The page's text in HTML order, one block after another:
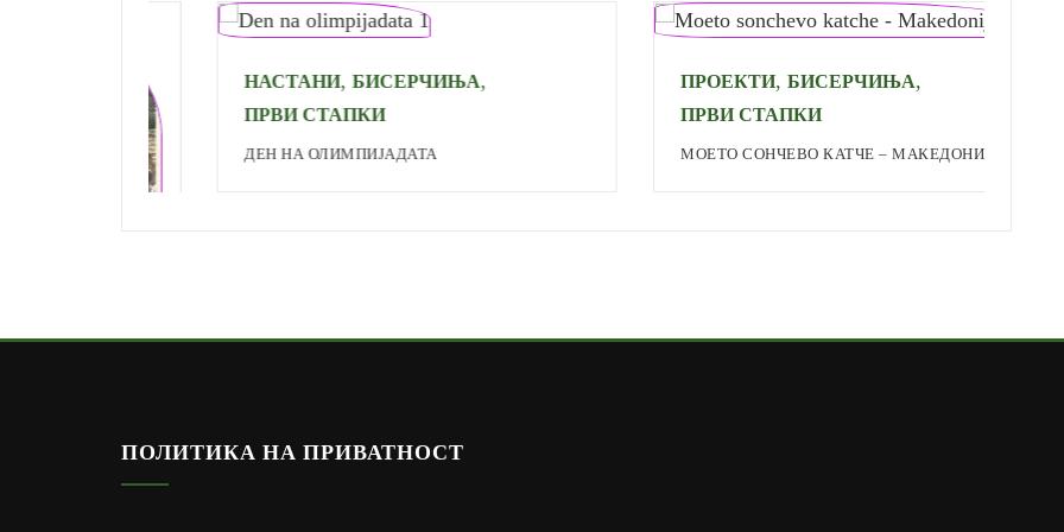
НАСТАНИ,БИСЕРЧИЊА,
ПРВИ СТАПКИ
ДЕН НА ОЛИМПИЈАДАТА
ПРОЕКТИ,БИСЕРЧИЊА,
ПРВИ СТАПКИ
МОЕТО СОНЧЕВО КАТЧЕ – МАКЕДОНИЈА
ПОЛИТИКА НА ПРИВАТНОСТ